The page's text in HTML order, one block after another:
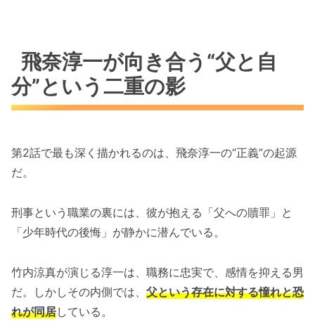
飛奈淳一が向き合う“父と自
分”という二重の影
第2話で最も深く描かれるのは、飛奈淳一の“正義”の起源
だ。
刑事という職業の裏には、彼が抱える「父への贖罪」と
「少年時代の後悔」が静かに潜んでいる。
竹内涼真が演じる淳一は、職務に忠実で、感情を抑える男
だ。しかしその内側では、 父という存在に対する憧れと恐
れが同居している。